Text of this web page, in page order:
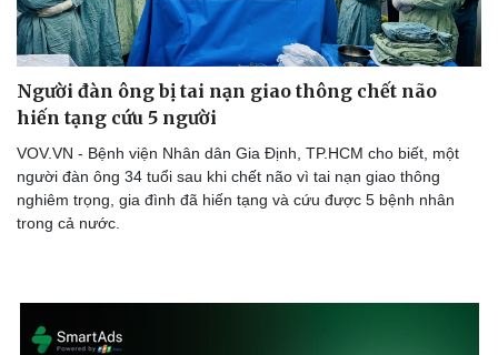
Người đàn ông bị tai nạn giao thông chết não
hiến tạng cứu 5 người
VOV.VN - Bệnh viện Nhân dân Gia Định, TP.HCM cho biết, một
người đàn ông 34 tuổi sau khi chết não vì tai nạn giao thông
nghiêm trọng, gia đình đã hiến tạng và cứu được 5 bệnh nhân
trong cả nước.